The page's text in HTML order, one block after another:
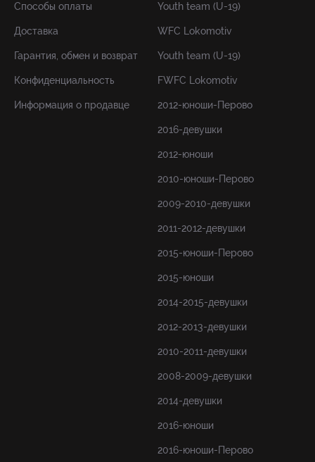
Способы оплаты
Доставка
Гарантия, обмен и возврат
Конфиденциальность
Информация о продавце
Youth team (U-19)
WFC Lokomotiv
Youth team (U-19)
FWFC Lokomotiv
2012-юноши-Перово
2016-девушки
2012-юноши
2010-юноши-Перово
2009-2010-девушки
2011-2012-девушки
2015-юноши-Перово
2015-юноши
2014-2015-девушки
2012-2013-девушки
2010-2011-девушки
2008-2009-девушки
2014-девушки
2016-юноши
2016-юноши-Перово